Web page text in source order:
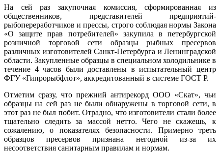
На сей раз закупочная комиссия, сформированная из
общественников, представителей предприятий-
рыбопереработчиков и прессы, строго соблюдая нормы Закона
«О защите прав потребителей» закупила в петербургской
розничной торговой сети образцы рыбных пресервов
различных изготовителей Санкт-Петербурга и Ленинградской
области. Закупленные образцы в специальном холодильнике в
течение 4 часов были доставлены в испытательный центр
ФГУ «Гипрорыбфлот», аккредитованный в системе ГОСТ Р.
Отметим сразу, что прежний антирекорд ООО «Скат», чьи
образцы на сей раз не были обнаружены в торговой сети, в
этот раз не был побит. Отрадно, что изготовители стали более
тщательно следить за массой нетто. Чего не скажешь, к
сожалению, о показателях безопасности. Примерно треть
образцов пресервов признана негодной из-за их
несоответствия санитарным правилам и нормам.